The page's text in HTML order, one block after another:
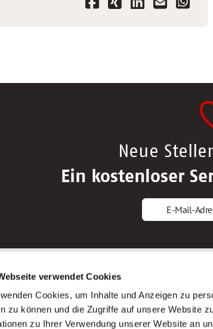
verwendet Cookies
Cookies, um Inhalte und Anzeigen zu
zu können und die Zugriffe auf unsere Website
zu Ihrer Verwendung unserer Website an
Neue
Ein kostenloser
E-Mail-
Bewerbungstipps
Bewerbung als Altenpfleger*in
Bewerbung als Krankenpfleger*in
Bewerbung als Altenpflegehelfer*in